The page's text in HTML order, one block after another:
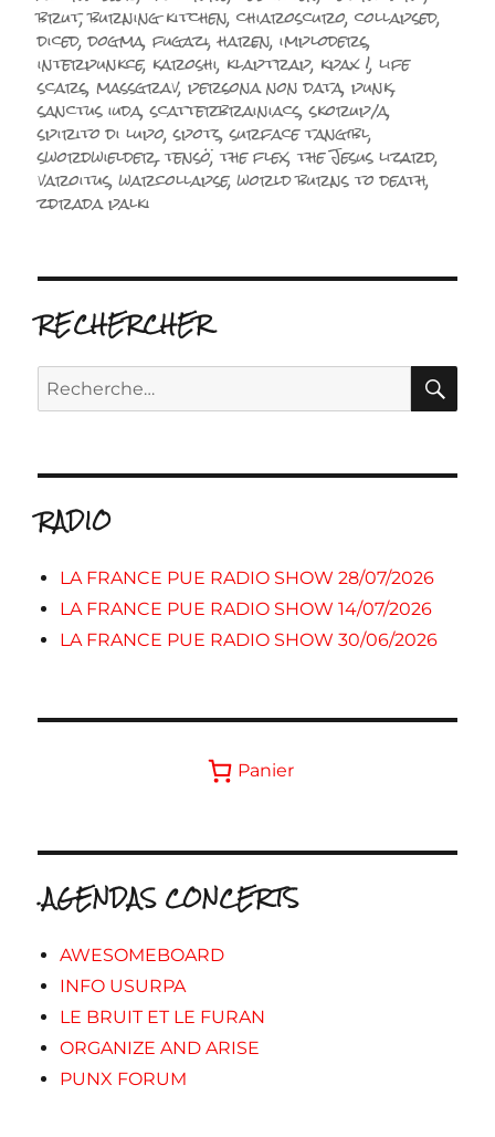
brut,burning kitchen,chiaroscuro,collapsed,
diced,dogma,fugazi,haren,imploders,
interpunkce, karoshi, klaptrap, kpax !,life
scars,massgrav,persona non data,punk,
sanctus iuda,scatterbrainiacs,skorup/a,
spirito di lupo,spots,surface tangibl,
swordwielder,tensö,the flex,the Jesus lizard,
varoitus,warcollapse,world burns to death,
zdrada palki
RECHERCHER
Recherche
pour :
RADIO
LA FRANCE PUE RADIO SHOW 28/07/2026
LA FRANCE PUE RADIO SHOW 14/07/2026
LA FRANCE PUE RADIO SHOW 30/06/2026
Panier
.AGENDAS CONCERTS
AWESOMEBOARD
INFO USURPA
LE BRUIT ET LE FURAN
ORGANIZE AND ARISE
PUNX FORUM